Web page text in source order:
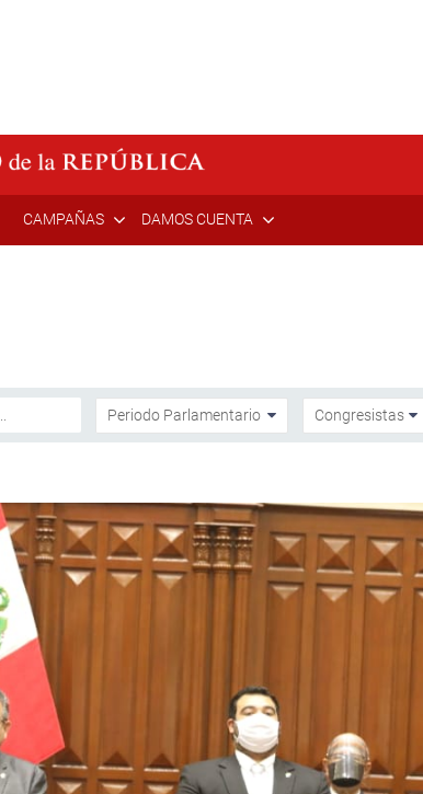
CAMPAÑAS DAMOS CUENTA